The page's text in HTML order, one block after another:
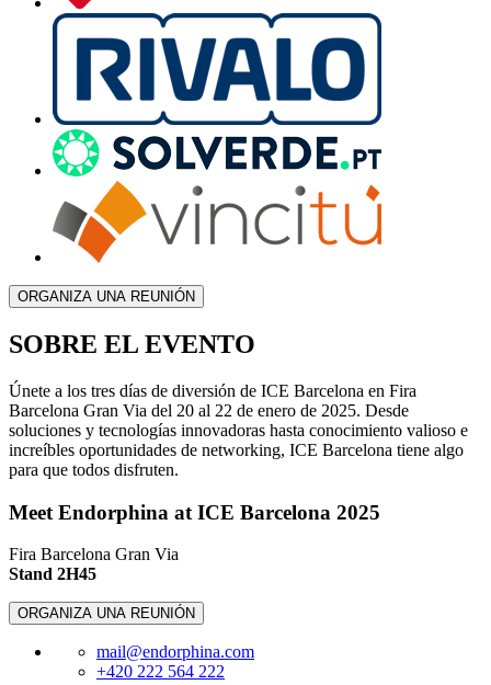
ORGANIZA UNA REUNIÓN
SOBRE EL EVENTO
Únete a los tres días de diversión de ICE Barcelona en Fira
Barcelona Gran Via del 20 al 22 de enero de 2025. Desde
soluciones y tecnologías innovadoras hasta conocimiento valioso e
increíbles oportunidades de networking, ICE Barcelona tiene algo
para que todos disfruten.
Meet Endorphina at ICE Barcelona 2025
Fira Barcelona Gran Via
Stand 2H45
ORGANIZA UNA REUNIÓN
mail@endorphina.com
+420 222 564 222